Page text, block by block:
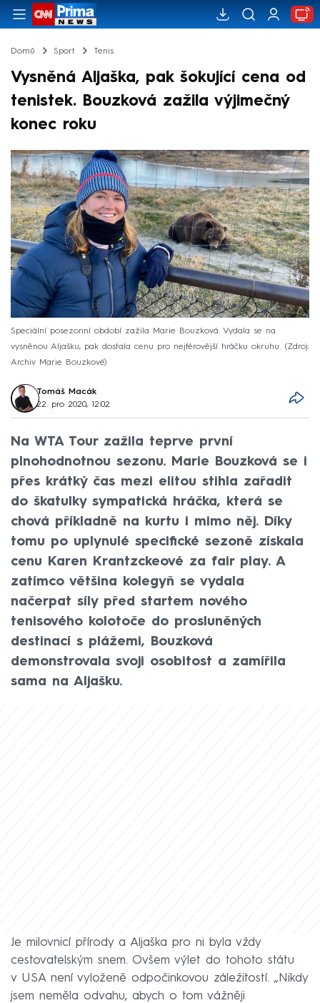
Domů Sport Tenis
Vysněná Aljaška, pak šokující cena od
tenistek. Bouzková zažila výjimečný
konec roku
Speciální posezonní období zažila Marie Bouzková. Vydala se na
vysněnou Aljašku, pak dostala cenu pro nejférovější hráčku okruhu.
Zdroj:
Archiv Marie Bouzkové
Tomáš Macák
22. pro 2020, 12:02
Na WTA Tour zažila teprve první
plnohodnotnou sezonu. Marie Bouzková se i
přes krátký čas mezi elitou stihla zařadit
do škatulky sympatická hráčka, která se
chová příkladně na kurtu i mimo něj. Díky
tomu po uplynulé specifické sezoně získala
cenu Karen Krantzckeové za fair play. A
zatímco většina kolegyň se vydala
načerpat síly před startem nového
tenisového kolotoče do prosluněných
destinací s plážemi, Bouzková
demonstrovala svoji osobitost a zamířila
sama na Aljašku.
Je milovnicí přírody a Aljaška pro ni byla vždy
cestovatelským snem. Ovšem výlet do tohoto státu
v USA není vyloženě odpočinkovou záležitostí. „Nikdy
jsem neměla odvahu, abych o tom vážněji